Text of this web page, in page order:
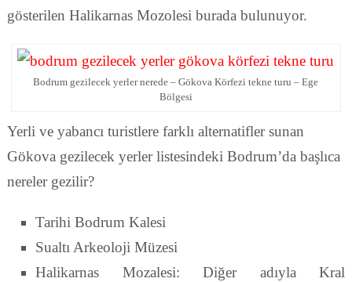
gösterilen Halikarnas Mozolesi burada bulunuyor.
Bodrum gezilecek yerler nerede – Gökova Körfezi tekne turu – Ege
Bölgesi
Yerli ve yabancı turistlere farklı alternatifler sunan
Gökova gezilecek yerler listesindeki Bodrum’da başlıca
nereler gezilir?
Tarihi Bodrum Kalesi
Sualtı Arkeoloji Müzesi
Halikarnas Mozalesi: Diğer adıyla Kral